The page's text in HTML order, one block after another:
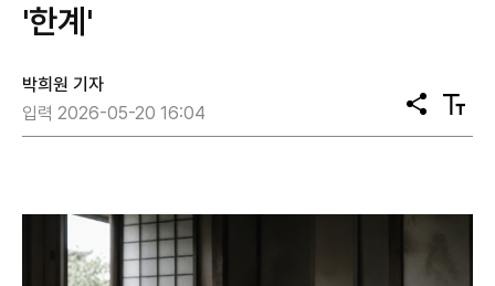
'한계'
박희원 기자
입력 2026-05-20 16:04
공
유
텍
스